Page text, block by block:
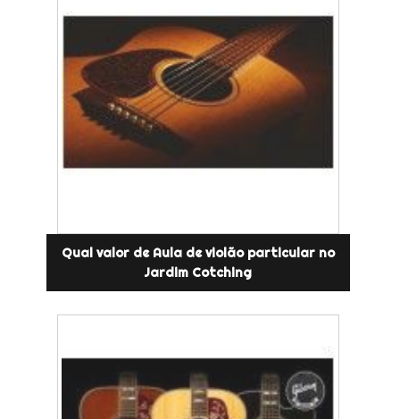
Qual valor de Aula de violão particular no
Jardim Cotching